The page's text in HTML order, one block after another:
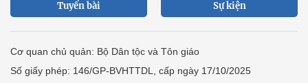
Tuyến bài Sự kiện
Cơ quan chủ quản: Bộ Dân tộc và Tôn giáo
Số giấy phép: 146/GP-BVHTTDL, cấp ngày 17/10/2025